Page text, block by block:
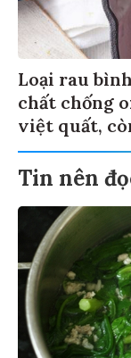
Loại rau
chất chống
việt quất,
Tin nên